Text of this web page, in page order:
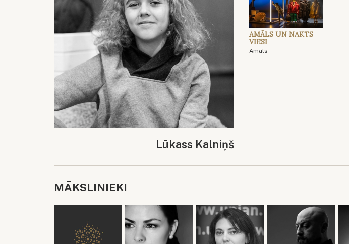
Lūkass Kalniņš
AMĀLS UN NAKTS
VIESI
Amāls
MĀKSLINIEKI